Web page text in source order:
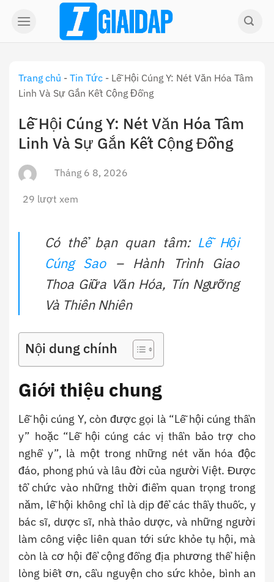
Trang chủ - Tin Tức - Lễ Hội Cúng Y: Nét Văn Hóa Tâm
Linh Và Sự Gắn Kết Cộng Đồng
Lễ Hội Cúng Y: Nét Văn Hóa Tâm
Linh Và Sự Gắn Kết Cộng Đồng
Tháng 6 8, 2026
29 lượt xem
Có thể bạn quan tâm: Lễ Hội
Cúng Sao– Hành Trình Giao
Thoa Giữa Văn Hóa, Tín Ngưỡng
Và Thiên Nhiên
Nội dung chính
Giới thiệu chung
Lễ hội cúng Y, còn được gọi là “Lễ hội cúng thần
y” hoặc “Lễ hội cúng các vị thần bảo trợ cho
nghề y”, là một trong những nét văn hóa độc
đáo, phong phú và lâu đời của người Việt. Được
tổ chức vào những thời điểm quan trọng trong
năm, lễ hội không chỉ là dịp để các thầy thuốc, y
bác sĩ, dược sĩ, nhà thảo dược, và những người
làm công việc liên quan tới sức khỏe tụ hội, mà
còn là cơ hội để cộng đồng địa phương thể hiện
lòng biết ơn, cầu nguyện cho sức khỏe, bình an